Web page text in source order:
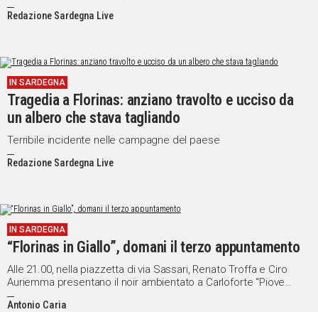
Redazione Sardegna Live
IN SARDEGNA
Tragedia a Florinas: anziano travolto e ucciso da
un albero che stava tagliando
Terribile incidente nelle campagne del paese
Redazione Sardegna Live
IN SARDEGNA
“Florinas in Giallo”, domani il terzo appuntamento
Alle 21.00, nella piazzetta di via Sassari, Renato Troffa e Ciro
Auriemma presentano il noir ambientato a Carloforte “Piove
deserto”
Antonio Caria